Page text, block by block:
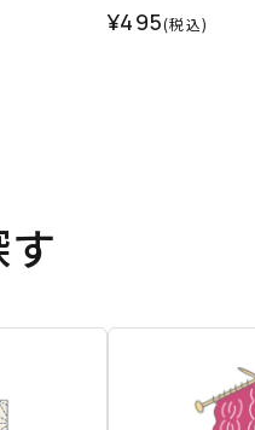
¥495(税込)